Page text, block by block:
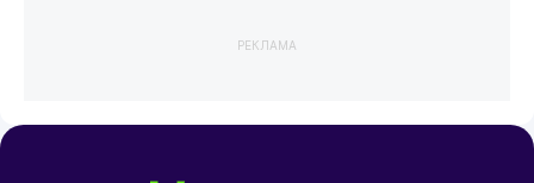
РЕКЛАМА